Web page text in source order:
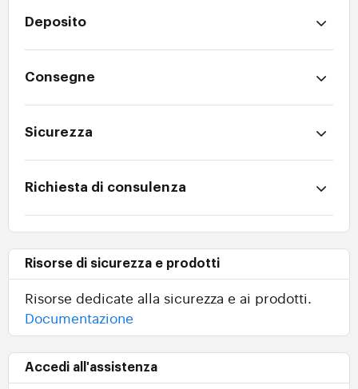
Deposito
Consegne
Sicurezza
Richiesta di consulenza
Risorse di sicurezza e prodotti
Risorse dedicate alla sicurezza e ai prodotti.
Documentazione
Accedi all'assistenza